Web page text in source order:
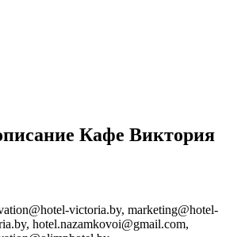
Кафе Виктория
victoria.by, marketing@hotel-
hotel.nazamkovoi@gmail.com,